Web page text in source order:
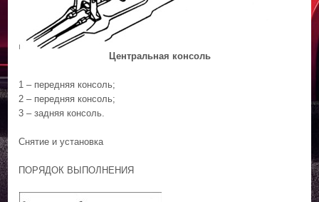
Центральная консоль
1 – передняя консоль;
2 – передняя консоль;
3 – задняя консоль.
Снятие и установка
ПОРЯДОК ВЫПОЛНЕНИЯ